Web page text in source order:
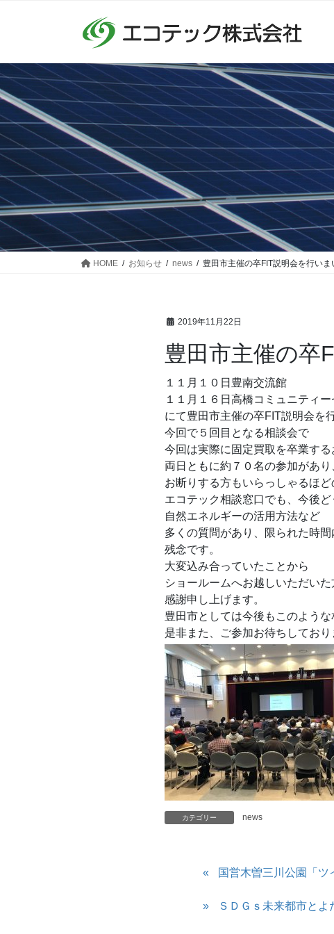
ツ
に
移
動
シ
ョ
ン
に
移
動
HOME お知らせ news 豊田市主催の卒FIT説明会を行いま
2019年11月22日
豊田市主催の
１１月１０日豊南交流館
１１月１６日高橋コミュニティ
にて豊田市主催の卒FIT説明会を
今回で５回目となる相談会で
今回は実際に固定買取を卒業する
両日ともに約７０名の参加があ
お断りする方もいらっしゃるほど
エコテック相談窓口でも、今後ど
自然エネルギーの活用方法など
多くの質問があり、限られた時
残念です。
大変込み合っていたことから
ショールームへお越しいただいた
感謝申し上げます。
豊田市としては今後もこのような
是非また、ご参加お待ちしており
カテゴリー news
国営木曽三川公園「
ＳＤＧｓ未来都市と